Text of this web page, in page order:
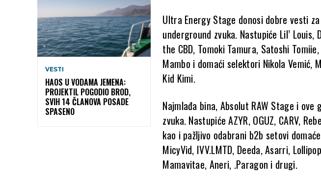
VESTI
HAOS U VODAMA JEMENA:
PROJEKTIL POGODIO BROD,
SVIH 14 ČLANOVA POSADE
SPASENO
Ultra Energy Stage donosi dobre vesti
underground zvuka. Nastupiće Lil’ Louis,
the CBD, Tomoki Tamura, Satoshi
Mambo i domaći selektori Nikola Vemić,
Kid Kimi.
Najmlađa bina, Absolut RAW Stage i
zvuka. Nastupiće AZYR, OGUZ, CARV,
kao i pažljivo odabrani b2b setovi
MicyVid, IVV.LMTD, Deeda, Asarri,
Mamavitae, Aneri, .Paragon i drugi.